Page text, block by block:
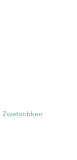
Zwetschken